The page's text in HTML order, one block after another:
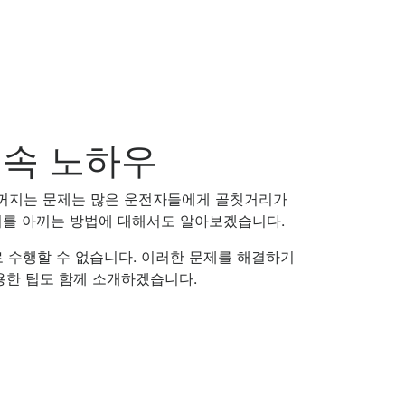
노하우
는 문제는 많은 운전자들에게 골칫거리가
아끼는 방법에 대해서도 알아보겠습니다.
행할 수 없습니다. 이러한 문제를 해결하기
팁도 함께 소개하겠습니다.